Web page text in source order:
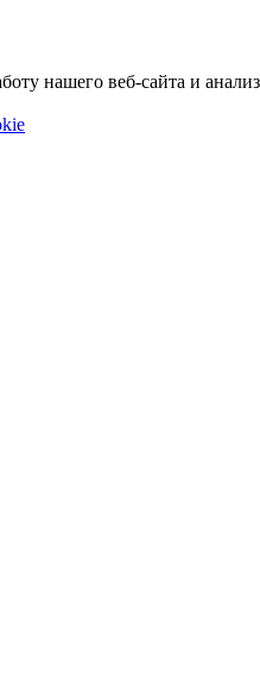
нашего веб-сайта и